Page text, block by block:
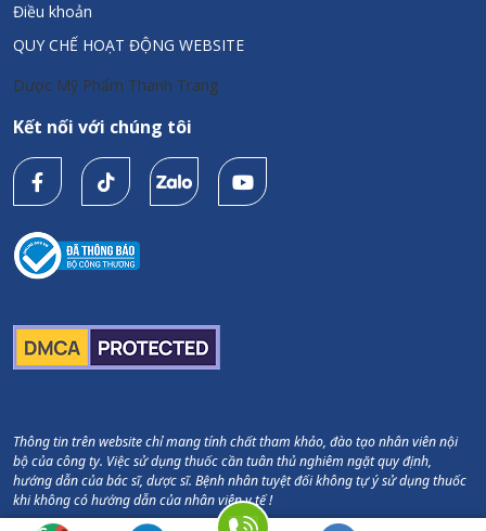
Điều khoản
QUY CHẾ HOẠT ĐỘNG WEBSITE
Dược Mỹ Phẩm Thanh Trang
Kết nối với chúng tôi
Thông tin trên website chỉ mang tính chất tham khảo, đào tạo nhân viên nội
bộ của công ty. Việc sử dụng thuốc cần tuân thủ nghiêm ngặt quy định,
hướng dẫn của bác sĩ, dược sĩ. Bệnh nhân tuyệt đối không tự ý sử dụng thuốc
khi không có hướng dẫn của nhân viên y tế !